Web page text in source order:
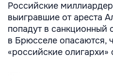
Российские
выигравшие от ареста
попадут в санкционный
в Брюсселе опасаются,
«российские олигархи»